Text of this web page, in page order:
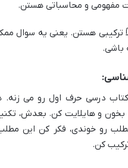
مفهومی و محاسباتی هستن.
ترکیبی هستن. یعنی یه سوال
باشی.
درسی حرف اول رو می زنه.
بخون و هایلایت کن. بعدش،
رو خوندی، فکر کن این
کن.